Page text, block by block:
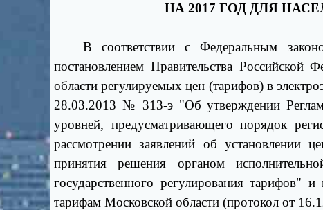
НА 2017 ГОД ДЛЯ
В соответствии с Федеральным
постановлением Правительства
области регулируемых цен (тарифов) в
28.03.2013 № 313-э "Об утверждении
уровней, предусматривающего порядок
рассмотрении заявлений об
принятия решения органом
государственного регулирования
тарифам Московской области (протокол от